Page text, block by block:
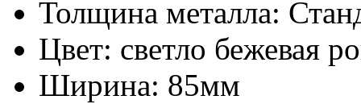
Толщина металла:
Цвет: светло бежевая
Ширина: 85мм